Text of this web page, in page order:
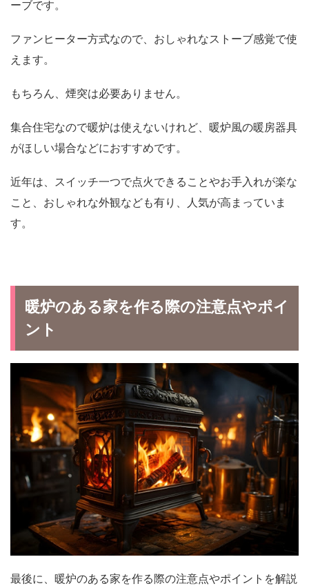
ーブです。
ファンヒーター方式なので、おしゃれなストーブ感覚で使
えます。
もちろん、煙突は必要ありません。
集合住宅なので暖炉は使えないけれど、暖炉風の暖房器具
がほしい場合などにおすすめです。
近年は、スイッチ一つで点火できることやお手入れが楽な
こと、おしゃれな外観なども有り、人気が高まっていま
す。
暖炉のある家を作る際の注意点やポイ
ント
最後に、暖炉のある家を作る際の注意点やポイントを解説